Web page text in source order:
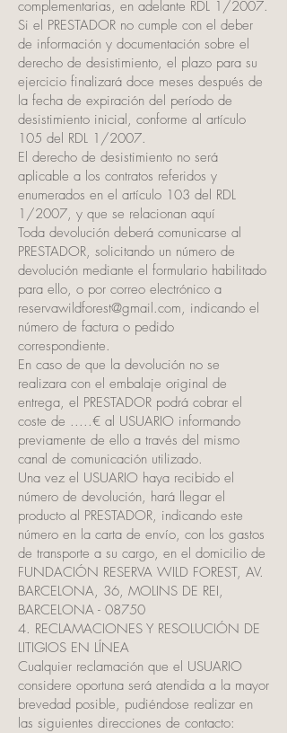
complementarias, en adelante RDL 1/2007.
Si el PRESTADOR no cumple con el deber
de información y documentación sobre el
derecho de desistimiento, el plazo para su
ejercicio finalizará doce meses después de
la fecha de expiración del período de
desistimiento inicial, conforme al artículo
105 del RDL 1/2007.
El derecho de desistimiento no será
aplicable a los contratos referidos y
enumerados en el artículo 103 del RDL
1/2007, y que se relacionan aquí
Toda devolución deberá comunicarse al
PRESTADOR, solicitando un número de
devolución mediante el formulario habilitado
para ello, o por correo electrónico a
reservawildforest@gmail.com, indicando el
número de factura o pedido
correspondiente.
En caso de que la devolución no se
realizara con el embalaje original de
entrega, el PRESTADOR podrá cobrar el
coste de .....€ al USUARIO informando
previamente de ello a través del mismo
canal de comunicación utilizado.
Una vez el USUARIO haya recibido el
número de devolución, hará llegar el
producto al PRESTADOR, indicando este
número en la carta de envío, con los gastos
de transporte a su cargo, en el domicilio de
FUNDACIÓN RESERVA WILD FOREST, AV.
BARCELONA, 36, MOLINS DE REI,
BARCELONA - 08750
4. RECLAMACIONES Y RESOLUCIÓN DE
LITIGIOS EN LÍNEA
Cualquier reclamación que el USUARIO
considere oportuna será atendida a la mayor
brevedad posible, pudiéndose realizar en
las siguientes direcciones de contacto: